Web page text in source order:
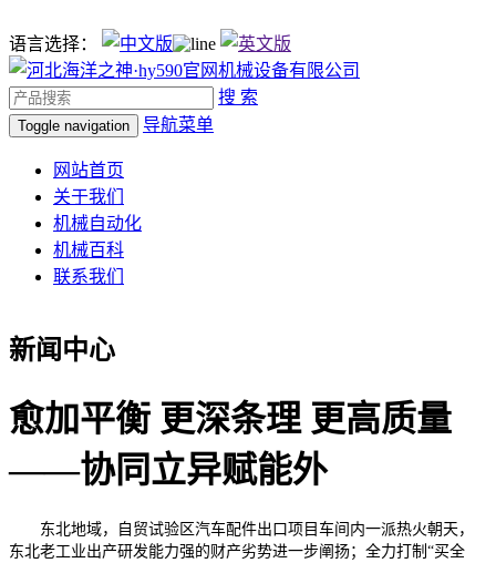
语言选择：
搜 索
Toggle navigation 导航菜单
网站首页
关于我们
机械自动化
机械百科
联系我们
新闻中心
愈加平衡 更深条理 更高质量
——协同立异赋能外
东北地域，自贸试验区汽车配件出口项目车间内一派热火朝天，
东北老工业出产研发能力强的财产劣势进一步阐扬；全力打制“买全